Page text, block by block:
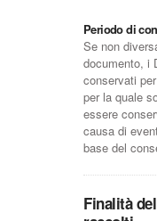
Periodo di
Se non
documento, i
conservati
per la quale
essere
causa di
base del
Finalità